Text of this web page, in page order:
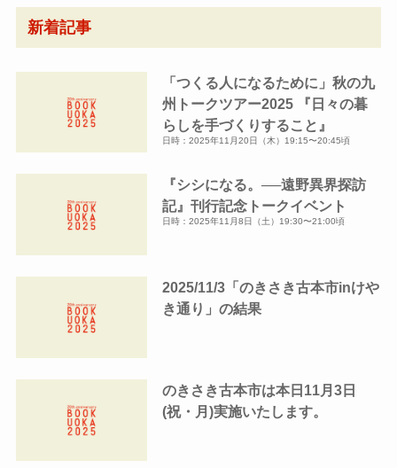
ー
カ
新着記事
「つくる人になるために」秋の九
州トークツアー2025 『日々の暮
らしを手づくりすること』
日時：2025年11月20日（木）19:15〜20:45頃
『シシになる。──遠野異界探訪
記』刊行記念トークイベント
日時：2025年11月8日（土）19:30〜21:00頃
2025/11/3「のきさき古本市inけや
き通り」の結果
のきさき古本市は本日11月3日
(祝・月)実施いたします。